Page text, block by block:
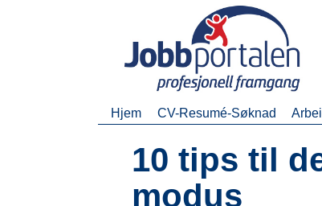
Hjem CV-Resumé-Søknad
10 tips til
modus